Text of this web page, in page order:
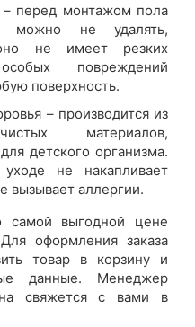
– перед монтажом пола
можно не удалять,
не имеет резких
повреждений
поверхность.
– производится из
материалов,
детского организма.
не накапливает
вызывает аллергии.
самой выгодной цене
оформления заказа
товар в корзину и
данные. Менеджер
свяжется с вами в